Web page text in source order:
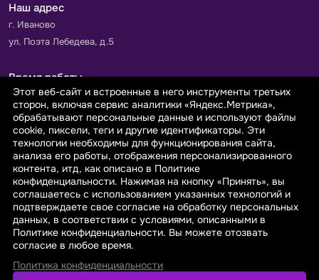
Наш адрес
г. Иваново
ул. Поэта Лебедева, д.5
Время работы
Пн-Пт с 9.00 до 18.00
Сб-Вс: выходной
Принимаем к оплате
© 2026 sarafanovo.com - Интернет-магазин "САРАФАНОВО"
специализируется на производстве, продаже тканей оптом и в
розницу с доставкой по Роcсии и СНГ.
Политика обработки персональных данных
Этот веб-сайт и встроенные в него инструменты третьих
сторон, включая сервис аналитики «Яндекс.Метрика»,
обрабатывают персональные данные и используют файлы
cookie, пиксели, теги и другие идентификаторы. Эти
технологии необходимы для функционирования сайта,
анализа его работы, отображения персонализированного
контента, итд, как описано в Политике
конфиденциальности. Нажимая на кнопку «Принять», вы
соглашаетесь с использованием указанных технологий и
подтверждаете свое согласие на обработку персональных
данных, в соответствии с условиями, описанными в
Политике конфиденциальности. Вы можете отозвать
согласие в любое время.
Политика конфиденциальности